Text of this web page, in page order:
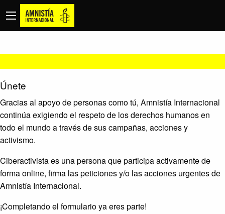
Únete
Gracias al apoyo de personas como tú, Amnistía Internacional
continúa exigiendo el respeto de los derechos humanos en
todo el mundo a través de sus campañas, acciones y
activismo.
Ciberactivista es una persona que participa activamente de
forma online, firma las peticiones y/o las acciones urgentes de
Amnistía Internacional.
¡Completando el formulario ya eres parte!